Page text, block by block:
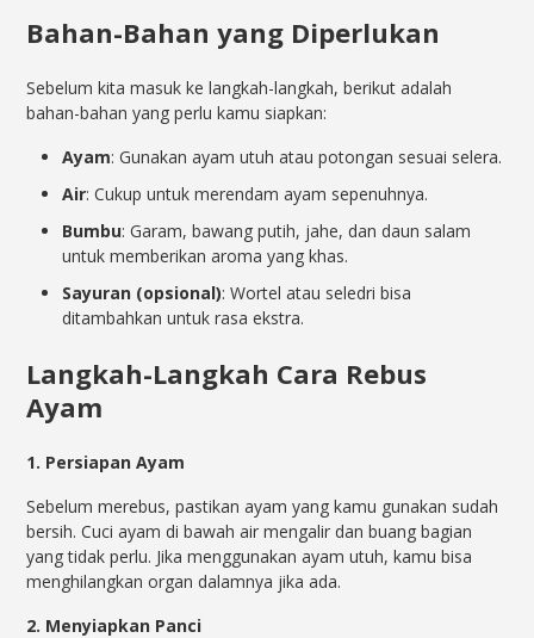
Bahan-Bahan yang Diperlukan
Sebelum kita masuk ke langkah-langkah, berikut adalah
bahan-bahan yang perlu kamu siapkan:
Ayam: Gunakan ayam utuh atau potongan sesuai selera.
Air: Cukup untuk merendam ayam sepenuhnya.
Bumbu: Garam, bawang putih, jahe, dan daun salam
untuk memberikan aroma yang khas.
Sayuran (opsional): Wortel atau seledri bisa
ditambahkan untuk rasa ekstra.
Langkah-Langkah Cara Rebus
Ayam
1. Persiapan Ayam
Sebelum merebus, pastikan ayam yang kamu gunakan sudah
bersih. Cuci ayam di bawah air mengalir dan buang bagian
yang tidak perlu. Jika menggunakan ayam utuh, kamu bisa
menghilangkan organ dalamnya jika ada.
2. Menyiapkan Panci